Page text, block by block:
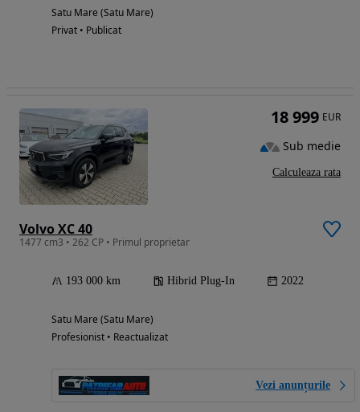
Satu Mare (Satu Mare)
Privat • Publicat
Volvo XC 40
1477 cm3 • 262 CP • Primul proprietar
193 000 km Hibrid Plug-In 2022
Satu Mare (Satu Mare)
Profesionist • Reactualizat
Vezi anunțurile
18 999 EUR
Sub medie
Calculeaza rata